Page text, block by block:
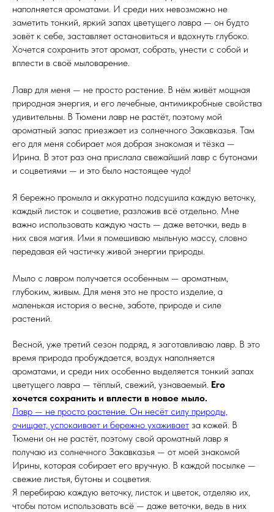
наполняется ароматами. И среди них невозможно не
заметить тонкий, яркий запах цветущего лавра — он будто
зовёт к себе, заставляет остановиться и вдохнуть глубоко.
Хочется сохранить этот аромат, собрать, унести с собой и
вплести в своё мыловарение.
Лавр для меня — не просто растение. В нём живёт мощная
природная энергия, и его лечебные, антимикробные свойства
удивительны. В Тюмени лавр не растёт, поэтому мой
ароматный запас приезжает из солнечного Закавказья. Там
его для меня собирает моя добрая знакомая и тёзка —
Ирина. В этот раз она прислала свежайший лавр с бутонами
и соцветиями — и это было настоящее чудо!
Я бережно промыла и аккуратно подсушила каждую веточку,
каждый листок и соцветие, разложив всё отдельно. Мне
важно использовать каждую часть — даже веточки, ведь в
них своя магия. Ими я помешиваю мыльную массу, словно
передавая ей частичку живой энергии природы.
Мыло с лавром получается особенным — ароматным,
глубоким, живым. Для меня это не просто изделие, а
маленькая история о весне, заботе, природе и силе
растений.
Весной, уже третий сезон подряд, я заготавливаю лавр. В это
время природа пробуждается, воздух наполняется
ароматами, и среди них особенно выделяется тонкий запах
цветущего лавра — тёплый, свежий, узнаваемый. Его
хочется сохранить и вплести в новое мыло.
Лавр — не просто растение. Он несёт силу природы,
очищает, успокаивает и бережно ухаживает за кожей. В
Тюмени он не растёт, поэтому свой ароматный лавр я
получаю из солнечного Закавказья — от моей знакомой
Ирины, которая собирает его вручную. В каждой посылке —
свежие листья, бутоны и соцветия.
Я перебираю каждую веточку, листок и цветок, отделяю их,
чтобы потом использовать всё — даже веточки, ведь в них